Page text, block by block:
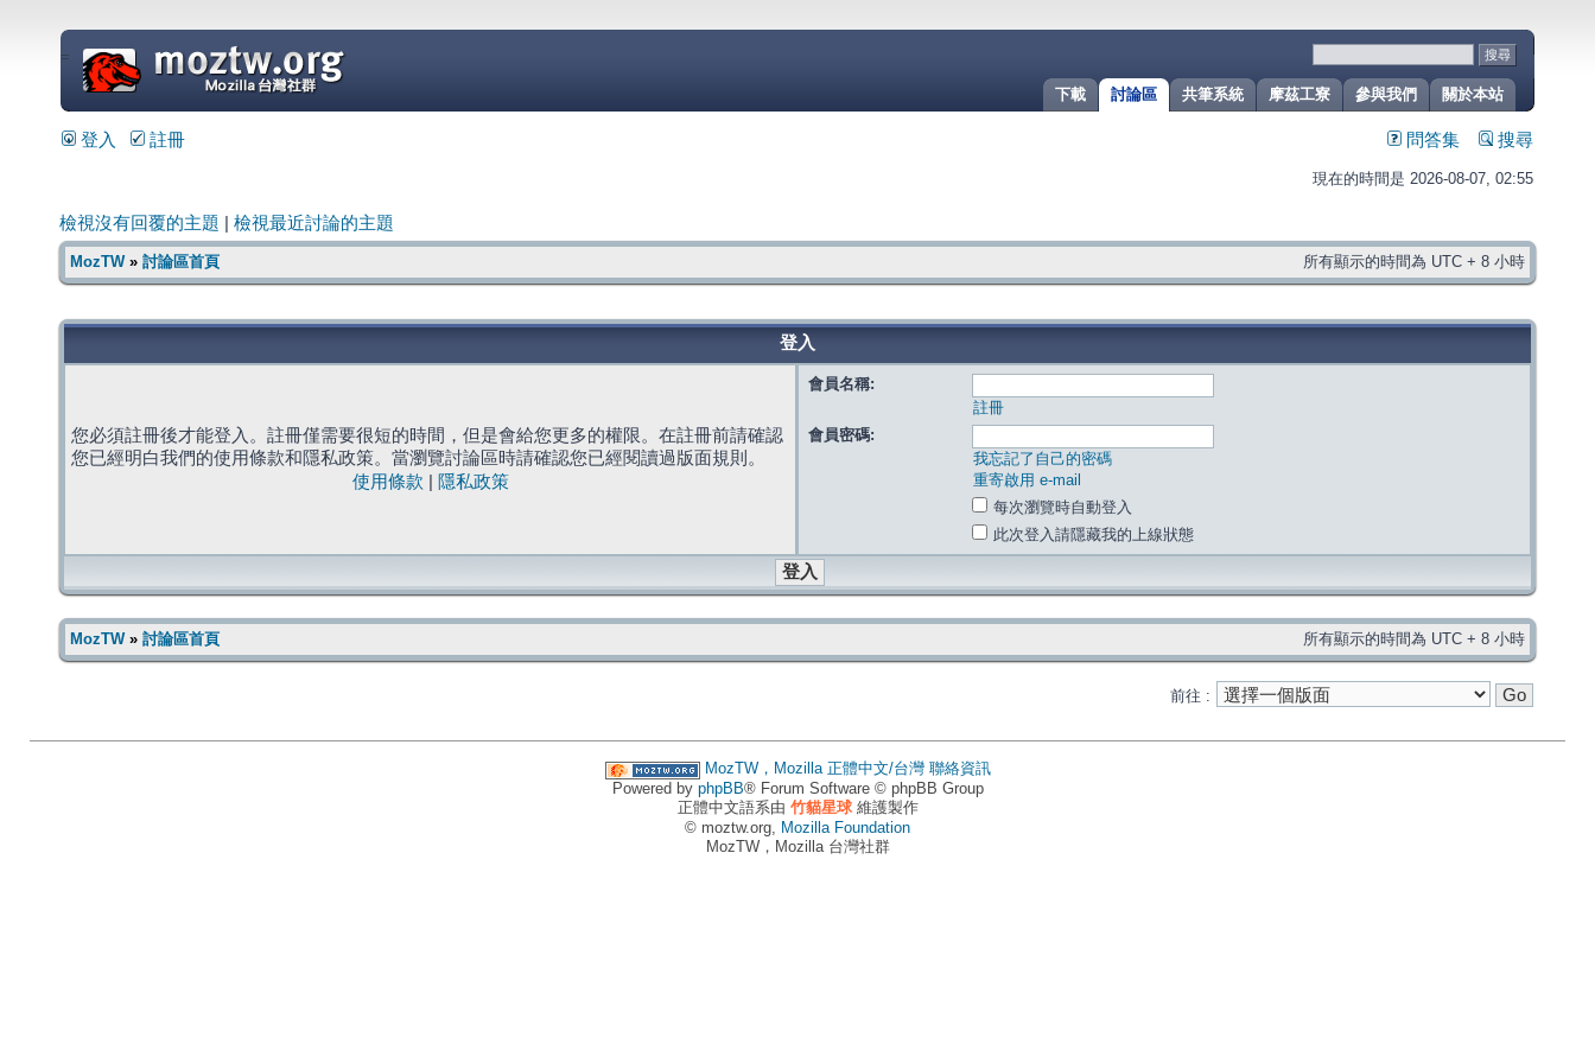
關於本站
參與我們
摩茲工寮
共筆系統
討論區
下載
=
登入 註冊 問答集 搜尋
現在的時間是 2026-08-07, 02:55
檢視沒有回覆的主題 檢視最近討論的主題
MozTW» 討論區首頁 所有顯示的時間為 UTC + 8 小時
登入
您必須註冊後才能登入。註冊僅需要很短的時間，但是會給您更多的權限。在註冊前請確認
您已經明白我們的使用條款和隱私政策。當瀏覽討論區時請確認您已經閱讀過版面規則。
使用條款
隱私政策
會員名稱:
註冊
會員密碼:
我忘記了自己的密碼
重寄啟用 e-mail
每次瀏覽時自動登入
此次登入請隱藏我的上線狀態
MozTW» 討論區首頁 所有顯示的時間為 UTC + 8 小時
前往 :
MozTW，Mozilla 正體中文/台灣 聯絡資訊
Powered by phpBB® Forum Software © phpBB Group
正體中文語系由 竹貓星球維護製作
© moztw.org, Mozilla Foundation
MozTW，Mozilla 台灣社群